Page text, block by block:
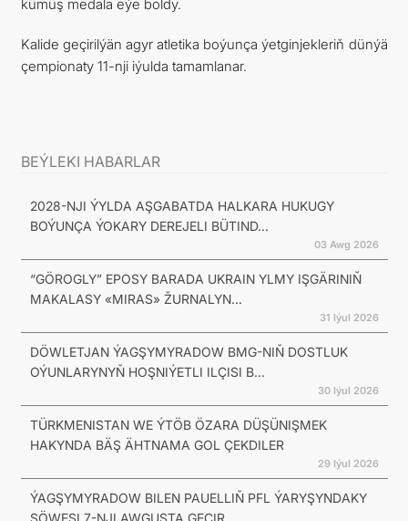
kümüş medala eýe boldy.
Kalide geçirilýän agyr atletika boýunça ýetginjekleriň dünýä
çempionaty 11-nji iýulda tamamlanar.
BEÝLEKI HABARLAR
2028-NJI ÝYLDA AŞGABATDA HALKARA HUKUGY
BOÝUNÇA ÝOKARY DEREJELI BÜTIND...
03 Awg 2026
“GÖROGLY” EPOSY BARADA UKRAIN YLMY IŞGÄRINIŇ
MAKALASY «MIRAS» ŽURNALYN...
31 Iýul 2026
DÖWLETJAN ÝAGŞYMYRADOW BMG-NIŇ DOSTLUK
OÝUNLARYNYŇ HOŞNIÝETLI ILÇISI B...
30 Iýul 2026
TÜRKMENISTAN WE ÝTÖB ÖZARA DÜŞÜNIŞMEK
HAKYNDA BÄŞ ÄHTNAMA GOL ÇEKDILER
29 Iýul 2026
ÝAGŞYMYRADOW BILEN PAUELLIŇ PFL ÝARYŞYNDAKY
SÖWEŞI 7-NJI AWGUSTA GEÇIR...